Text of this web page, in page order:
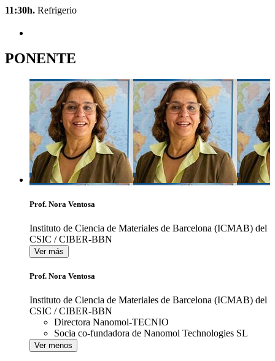
11:30h. Refrigerio
PONENTE
Prof. Nora Ventosa
Instituto de Ciencia de Materiales de Barcelona (ICMAB) del
CSIC / CIBER-BBN
Ver más
Prof. Nora Ventosa
Instituto de Ciencia de Materiales de Barcelona (ICMAB) del
CSIC / CIBER-BBN
Directora Nanomol-TECNIO
Socia co-fundadora de Nanomol Technologies SL
Ver menos